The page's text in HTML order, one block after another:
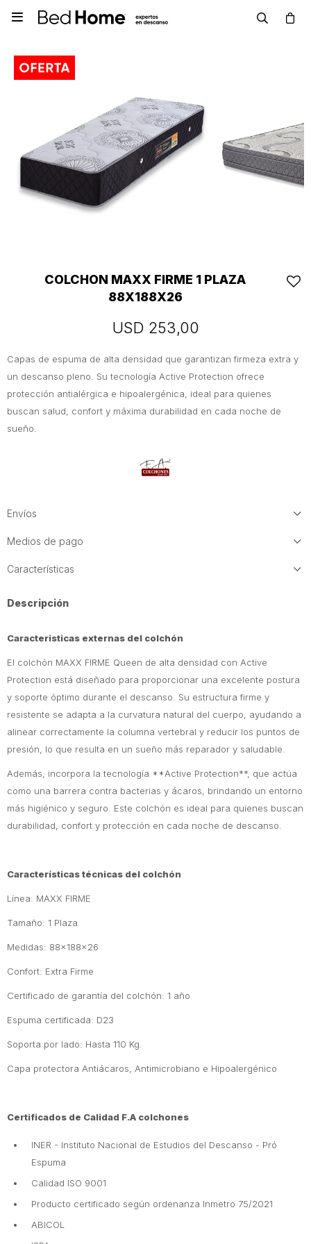

COLCHON MAXX FIRME 1 PLAZA
88X188X26
USD 253,00
Capas de espuma de alta densidad que garantizan firmeza extra y
un descanso pleno. Su tecnología Active Protection ofrece
protección antialérgica e hipoalergénica, ideal para quienes
buscan salud, confort y máxima durabilidad en cada noche de
sueño.
Envíos
Medios de pago
Características
Descripción
Caracteristicas externas del colchón
El colchón MAXX FIRME Queen de alta densidad con Active
Protection está diseñado para proporcionar una excelente postura
y soporte óptimo durante el descanso. Su estructura firme y
resistente se adapta a la curvatura natural del cuerpo, ayudando a
alinear correctamente la columna vertebral y reducir los puntos de
presión, lo que resulta en un sueño más reparador y saludable.
Además, incorpora la tecnología **Active Protection**, que actúa
como una barrera contra bacterias y ácaros, brindando un entorno
más higiénico y seguro. Este colchón es ideal para quienes buscan
durabilidad, confort y protección en cada noche de descanso.
Características técnicas del colchón
Línea: MAXX FIRME
Tamaño: 1 Plaza
Medidas: 88x188x26
Confort: Extra Firme
Certificado de garantía del colchón: 1 año
Espuma certificada: D23
Soporta por lado: Hasta 110 Kg.
Capa protectora Antiácaros, Antimicrobiano e Hipoalergénico
Certificados de Calidad F.A colchones
INER - Instituto Nacional de Estudios del Descanso - Pró
Espuma
Calidad ISO 9001
Producto certificado según ordenanza Inmetro 75/2021
ABICOL